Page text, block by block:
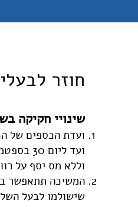
חוזר לבעלי
שינויי חקיקה בשנת 2017 (פורסם ביום 27
וללא מס יסף על רווחים
המשיכה תתאפשר